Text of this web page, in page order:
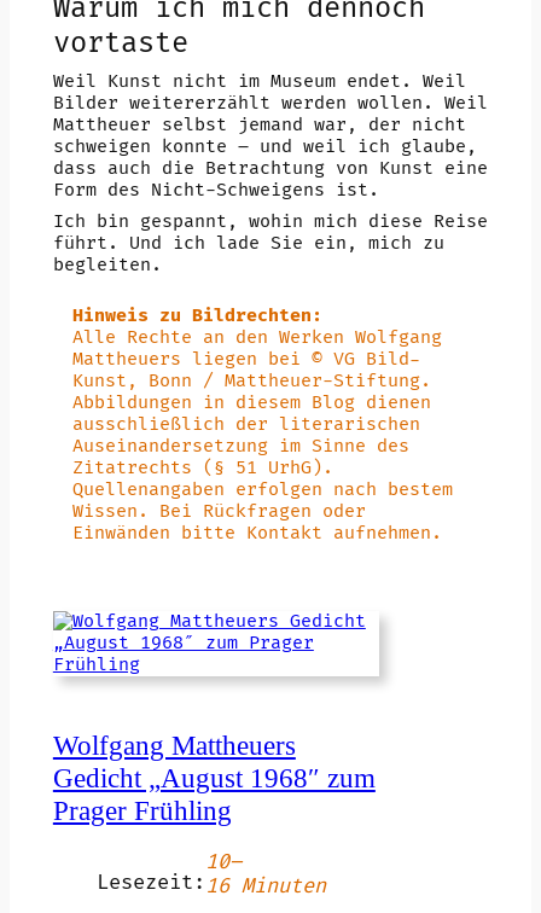
Warum ich mich dennoch
vortaste
Weil Kunst nicht im Museum endet. Weil
Bilder weitererzählt werden wollen. Weil
Mattheuer selbst jemand war, der nicht
schweigen konnte – und weil ich glaube,
dass auch die Betrachtung von Kunst eine
Form des Nicht-Schweigens ist.
Ich bin gespannt, wohin mich diese Reise
führt. Und ich lade Sie ein, mich zu
begleiten.
Hinweis zu Bildrechten:
Alle Rechte an den Werken Wolfgang
Mattheuers liegen bei © VG Bild-
Kunst, Bonn / Mattheuer-Stiftung.
Abbildungen in diesem Blog dienen
ausschließlich der literarischen
Auseinandersetzung im Sinne des
Zitatrechts (§ 51 UrhG).
Quellenangaben erfolgen nach bestem
Wissen. Bei Rückfragen oder
Einwänden bitte Kontakt aufnehmen.
Wolfgang Mattheuers
Gedicht „August 1968″ zum
Prager Frühling
Lesezeit:
10–
16 Minuten